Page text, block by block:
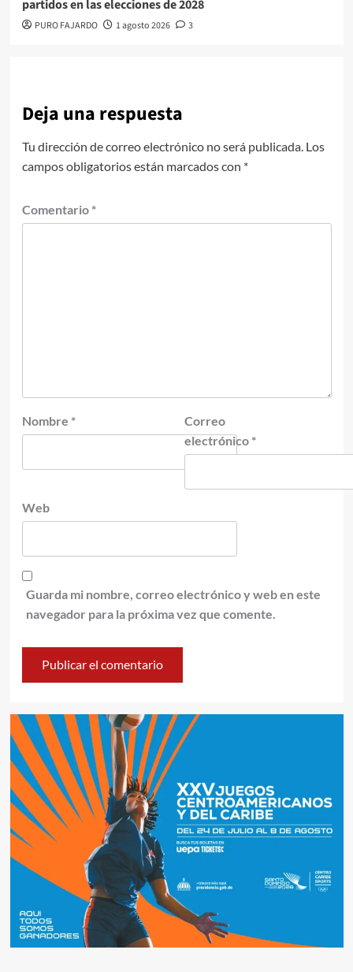
partidos en las elecciones de 2028
PURO FAJARDO 1 agosto 2026 3
Deja una respuesta
Tu dirección de correo electrónico no será publicada. Los
campos obligatorios están marcados con *
Comentario *
Nombre *
Correo
electrónico *
Web
Guarda mi nombre, correo electrónico y web en este
navegador para la próxima vez que comente.